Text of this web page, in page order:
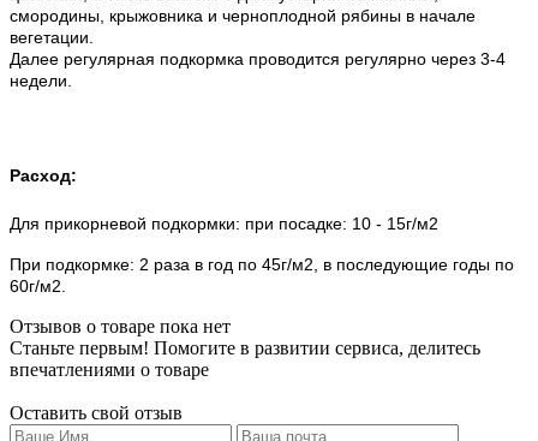
смородины, крыжовника и черноплодной рябины в начале
вегетации.
Далее регулярная подкормка проводится регулярно через 3-4
недели.
Расход:
Для прикорневой подкормки: при посадке: 10 - 15г/м2
При подкормке: 2 раза в год по 45г/м2, в последующие годы по
60г/м2.
Отзывов о товаре пока нет
Станьте первым! Помогите в развитии сервиса, делитесь
впечатлениями о товаре
Оставить свой отзыв